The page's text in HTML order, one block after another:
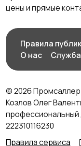
цены и прямые
Правила
О нас
© 2026 Промсаллер
Козлов Олег
222310116230
Правила сервиса